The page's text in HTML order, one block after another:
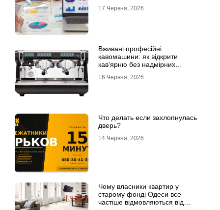
17 Червня, 2026
Вживані професійні
кавомашини: як відкрити
кав’ярню без надмірних
16 Червня, 2026
Что делать если захлопнулась
дверь?
14 Червня, 2026
Чому власники квартир у
старому фонді Одеси все
частіше відмовляються від